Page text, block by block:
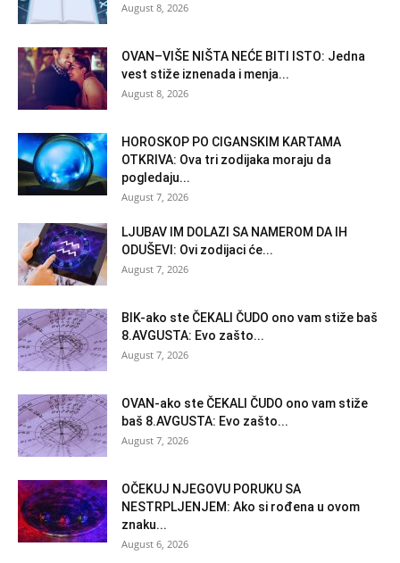
August 8, 2026
OVAN–VIŠE NIŠTA NEĆE BITI ISTO: Jedna
vest stiže iznenada i menja...
August 8, 2026
HOROSKOP PO CIGANSKIM KARTAMA
OTKRIVA: Ova tri zodijaka moraju da
pogledaju...
August 7, 2026
LJUBAV IM DOLAZI SA NAMEROM DA IH
ODUŠEVI: Ovi zodijaci će...
August 7, 2026
BIK-ako ste ČEKALI ČUDO ono vam stiže baš
8.AVGUSTA: Evo zašto...
August 7, 2026
OVAN-ako ste ČEKALI ČUDO ono vam stiže
baš 8.AVGUSTA: Evo zašto...
August 7, 2026
OČEKUJ NJEGOVU PORUKU SA
NESTRPLJENJEM: Ako si rođena u ovom
znaku...
August 6, 2026